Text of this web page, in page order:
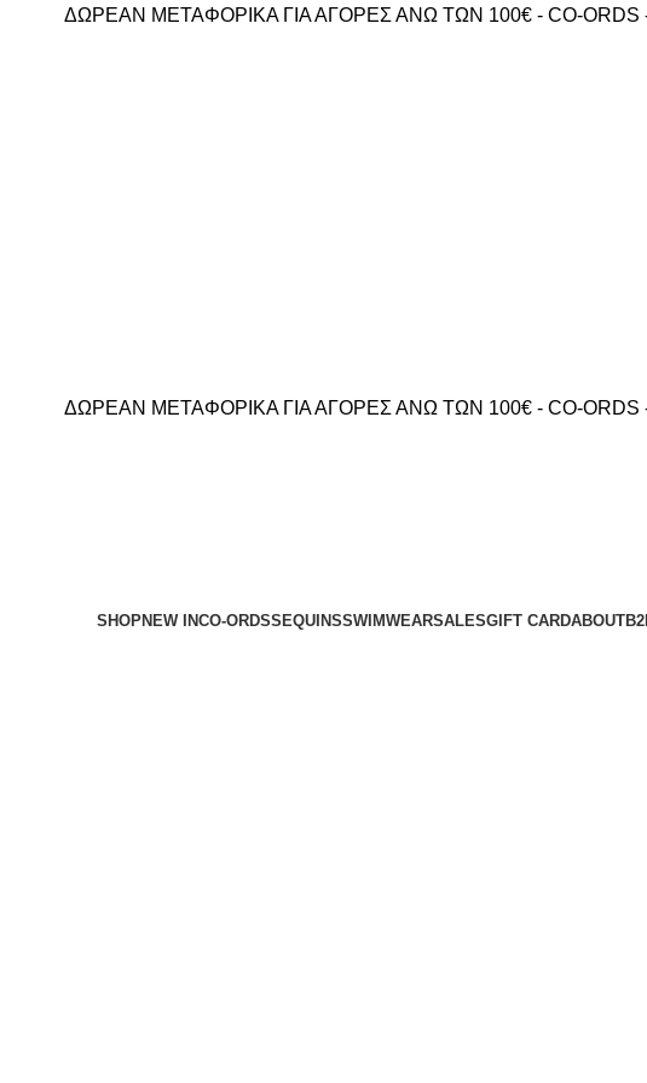
ΔΩΡΕΑΝ ΜΕΤΑΦΟΡΙΚΑ ΓΙΑ ΑΓΟΡΕΣ ΑΝΩ ΤΩΝ 100€ - CO-ORDS
ΔΩΡΕΑΝ ΜΕΤΑΦΟΡΙΚΑ ΓΙΑ ΑΓΟΡΕΣ ΑΝΩ ΤΩΝ 100€ - CO-ORDS
SHOPNEW INCO-ORDSSEQUINSSWIMWEARSALESGIFT CARDABOUT